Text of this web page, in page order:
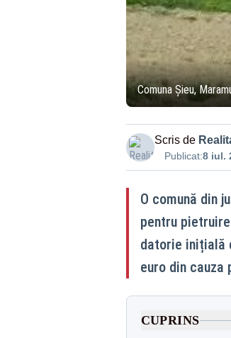
Comuna Șieu,
Scris de
Publicat:8 iul.
O comună din
pentru
datorie inițială
euro din
CUPRINS